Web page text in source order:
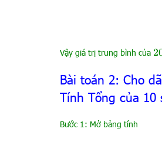
Vậy giá trị trung bình của 20
Bài toán 2: Cho
Tính Tổng của 10
Bước 1: Mở bảng tính